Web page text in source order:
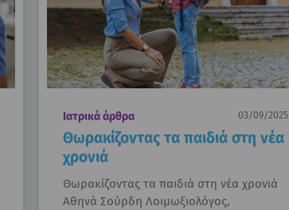
Ιατρικά άρθρα 03/09/2025
Θωρακίζοντας τα παιδιά στη νέα
χρονιά
Θωρακίζοντας τα παιδιά στη νέα χρονιά
Αθηνά Σούρδη Λοιμωξιολόγος,